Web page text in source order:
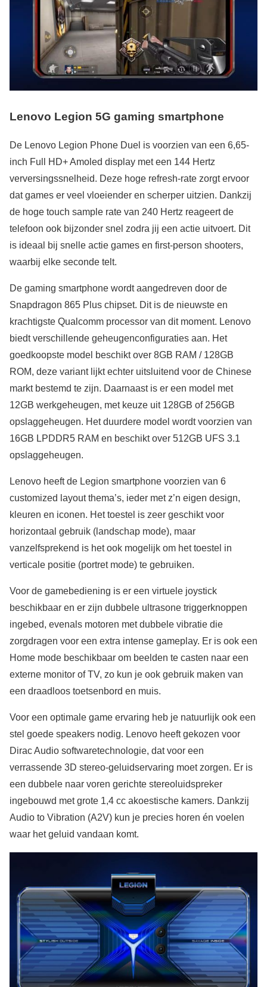
Lenovo Legion 5G gaming smartphone
De Lenovo Legion Phone Duel is voorzien van een 6,65-
inch Full HD+ Amoled display met een 144 Hertz
verversingssnelheid. Deze hoge refresh-rate zorgt ervoor
dat games er veel vloeiender en scherper uitzien. Dankzij
de hoge touch sample rate van 240 Hertz reageert de
telefoon ook bijzonder snel zodra jij een actie uitvoert. Dit
is ideaal bij snelle actie games en first-person shooters,
waarbij elke seconde telt.
De gaming smartphone wordt aangedreven door de
Snapdragon 865 Plus chipset. Dit is de nieuwste en
krachtigste Qualcomm processor van dit moment. Lenovo
biedt verschillende geheugenconfiguraties aan. Het
goedkoopste model beschikt over 8GB RAM / 128GB
ROM, deze variant lijkt echter uitsluitend voor de Chinese
markt bestemd te zijn. Daarnaast is er een model met
12GB werkgeheugen, met keuze uit 128GB of 256GB
opslaggeheugen. Het duurdere model wordt voorzien van
16GB LPDDR5 RAM en beschikt over 512GB UFS 3.1
opslaggeheugen.
Lenovo heeft de Legion smartphone voorzien van 6
customized layout thema’s, ieder met z’n eigen design,
kleuren en iconen. Het toestel is zeer geschikt voor
horizontaal gebruik (landschap mode), maar
vanzelfsprekend is het ook mogelijk om het toestel in
verticale positie (portret mode) te gebruiken.
Voor de gamebediening is er een virtuele joystick
beschikbaar en er zijn dubbele ultrasone triggerknoppen
ingebed, evenals motoren met dubbele vibratie die
zorgdragen voor een extra intense gameplay. Er is ook een
Home mode beschikbaar om beelden te casten naar een
externe monitor of TV, zo kun je ook gebruik maken van
een draadloos toetsenbord en muis.
Voor een optimale game ervaring heb je natuurlijk ook een
stel goede speakers nodig. Lenovo heeft gekozen voor
Dirac Audio softwaretechnologie, dat voor een
verrassende 3D stereo-geluidservaring moet zorgen. Er is
een dubbele naar voren gerichte stereoluidspreker
ingebouwd met grote 1,4 cc akoestische kamers. Dankzij
Audio to Vibration (A2V) kun je precies horen én voelen
waar het geluid vandaan komt.